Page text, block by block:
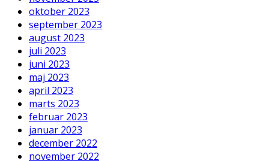
oktober 2023
september 2023
august 2023
juli 2023
juni 2023
maj 2023
april 2023
marts 2023
februar 2023
januar 2023
december 2022
november 2022